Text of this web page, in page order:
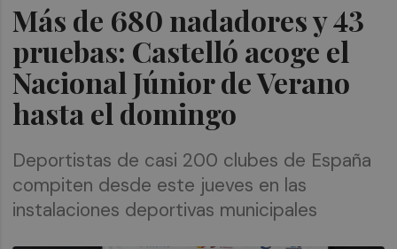
Más de 680 nadadores y 43
pruebas: Castelló acoge el
Nacional Júnior de Verano
hasta el domingo
Deportistas de casi 200 clubes de España
compiten desde este jueves en las
instalaciones deportivas municipales